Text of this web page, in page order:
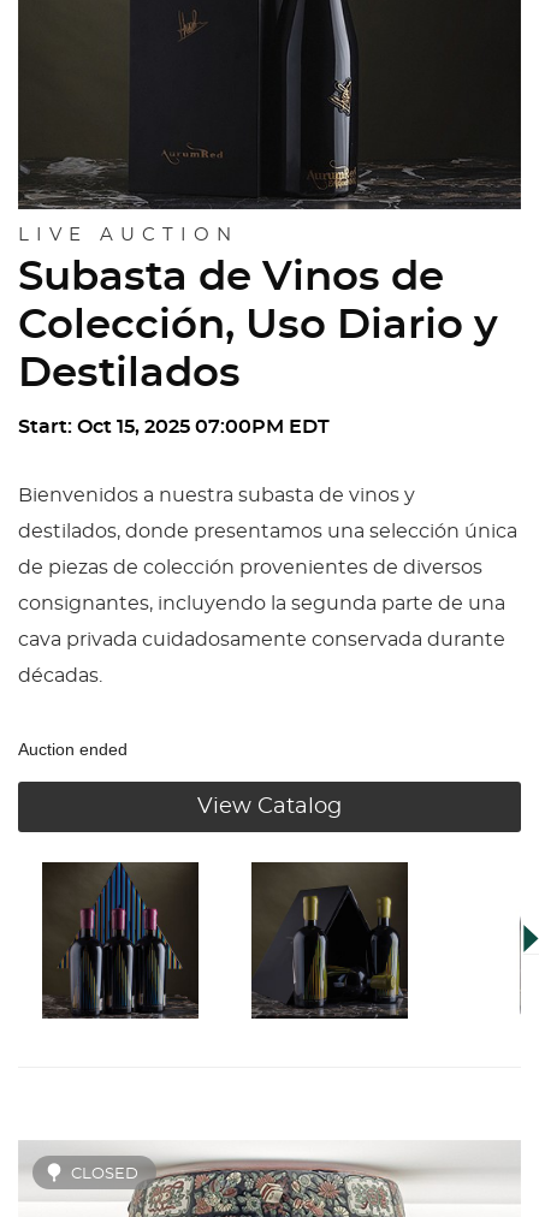
LIVE AUCTION
Subasta de Vinos de
Colección, Uso Diario y
Destilados
Start: Oct 15, 2025 07:00PM EDT
Bienvenidos a nuestra subasta de vinos y
destilados, donde presentamos una selección única
de piezas de colección provenientes de diversos
consignantes, incluyendo la segunda parte de una
cava privada cuidadosamente conservada durante
décadas.
Auction ended
View Catalog
CLOSED